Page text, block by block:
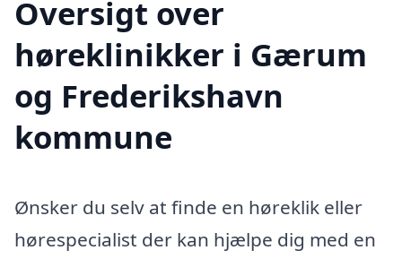
Oversigt over
høreklinikker i Gærum
og Frederikshavn
kommune
Ønsker du selv at finde en høreklik eller
hørespecialist der kan hjælpe dig med en